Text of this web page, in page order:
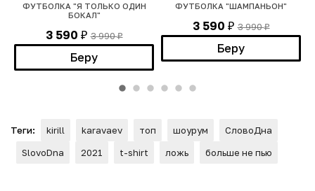
ФУТБОЛКА "Я ТОЛЬКО ОДИН
БОКАЛ"
3 590 ₽ 3 990₽
Беру
ФУТБОЛКА "ШАМПАНЬОН"
3 590 ₽ 3 990₽
Беру
Теги: kirill karavaev топ шоурум
СловоДна
SlovoDna
2021 t-shirt ложь больше не пью